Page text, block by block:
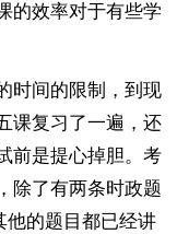
的效率对于有些学
间的限制，到现
课复习了一遍，还
前是提心掉胆。考
除了有两条时政题
他的题目都已经讲